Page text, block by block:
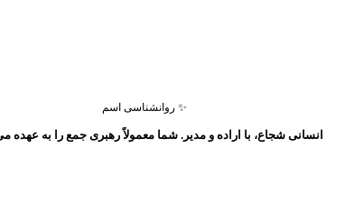
✨ روانشناسی اسم
انسانی شجاع، با اراده و مدیر. شما معمولاً رهبری جمع را به عهده